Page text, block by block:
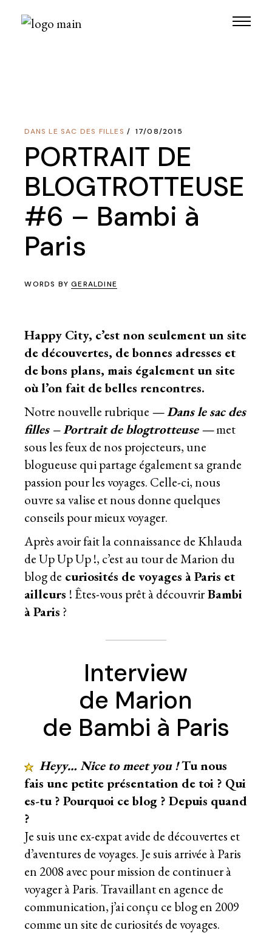
DANS LE SAC DES FILLES 17/08/2015
PORTRAIT DE
BLOGTROTTEUSE
#6 – Bambi à
Paris
WORDS BYGERALDINE
Happy City, c’est non seulement un site
de découvertes, de bonnes adresses et
de bons plans, mais également un site
où l’on fait de belles rencontres.
Notre nouvelle rubrique — Dans le sac des
filles – Portrait de blogtrotteuse —met
sous les feux de nos projecteurs, une
blogueuse qui partage également sa grande
passion pour les voyages. Celle-ci, nous
ouvre sa valise et nous donne quelques
conseils pour mieux voyager.
Après avoir fait la connaissance de Khlauda
de Up Up Up !, c’est au tour de Marion du
blog de curiosités de voyages à Paris et
ailleurs ! Êtes-vous prêt à découvrirBambi
à Paris ?
Interview
de Marion
de Bambi à Paris
Heyy… Nice to meet you !Tu nous
fais une petite présentation de toi ? Qui
es-tu ? Pourquoi ce blog ? Depuis quand
?
Je suis une ex-expat avide de découvertes et
d’aventures de voyages. Je suis arrivée à Paris
en 2008 avec pour mission de continuer à
voyager à Paris. Travaillant en agence de
communication, j’ai conçu ce blog en 2009
comme un site de curiosités de voyages.